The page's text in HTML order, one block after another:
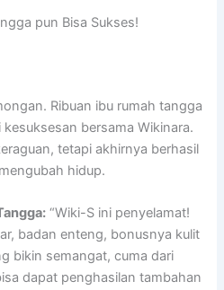
pun Bisa Sukses!
Ribuan ibu rumah tangga
bersama Wikinara.
tetapi akhirnya berhasil
hidup.
“Wiki-S ini penyelamat!
badan enteng, bonusnya kulit
bikin semangat, cuma dari
dapat penghasilan tambahan